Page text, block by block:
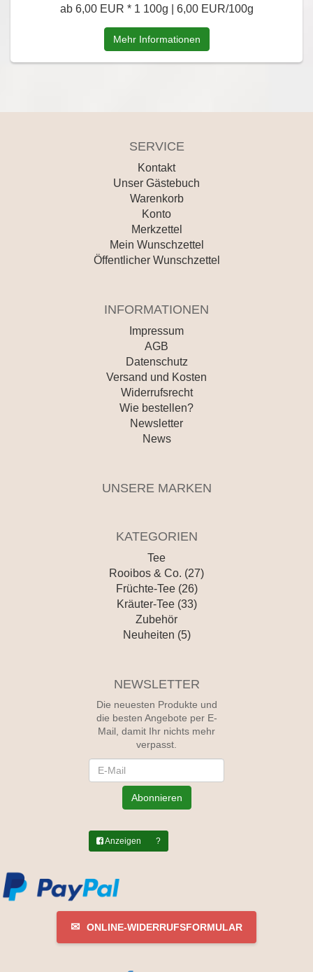
ab 6,00 EUR * 1 100g | 6,00 EUR/100g
Mehr Informationen
SERVICE
Kontakt
Unser Gästebuch
Warenkorb
Konto
Merkzettel
Mein Wunschzettel
Öffentlicher Wunschzettel
INFORMATIONEN
Impressum
AGB
Datenschutz
Versand und Kosten
Widerrufsrecht
Wie bestellen?
Newsletter
News
UNSERE MARKEN
KATEGORIEN
Tee
Rooibos & Co. (27)
Früchte-Tee (26)
Kräuter-Tee (33)
Zubehör
Neuheiten (5)
NEWSLETTER
Die neuesten Produkte und
die besten Angebote per E-
Mail, damit Ihr nichts mehr
verpasst.
Abonnieren
Anzeigen ?
✉ ONLINE-WIDERRUFSFORMULAR